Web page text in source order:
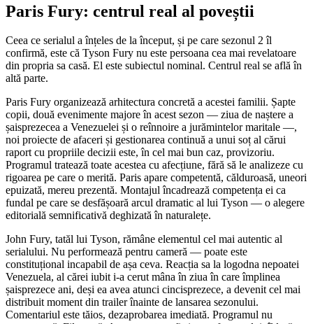
Paris Fury: centrul real al poveștii
Ceea ce serialul a înțeles de la început, și pe care sezonul 2 îl
confirmă, este că Tyson Fury nu este persoana cea mai revelatoare
din propria sa casă. El este subiectul nominal. Centrul real se află în
altă parte.
Paris Fury organizează arhitectura concretă a acestei familii. Șapte
copii, două evenimente majore în acest sezon — ziua de naștere a
șaisprezecea a Venezuelei și o reînnoire a jurămintelor maritale —,
noi proiecte de afaceri și gestionarea continuă a unui soț al cărui
raport cu propriile decizii este, în cel mai bun caz, provizoriu.
Programul tratează toate acestea cu afecțiune, fără să le analizeze cu
rigoarea pe care o merită. Paris apare competentă, călduroasă, uneori
epuizată, mereu prezentă. Montajul încadrează competența ei ca
fundal pe care se desfășoară arcul dramatic al lui Tyson — o alegere
editorială semnificativă deghizată în naturalețe.
John Fury, tatăl lui Tyson, rămâne elementul cel mai autentic al
serialului. Nu performează pentru cameră — poate este
constituțional incapabil de așa ceva. Reacția sa la logodna nepoatei
Venezuela, al cărei iubit i-a cerut mâna în ziua în care împlinea
șaisprezece ani, deși ea avea atunci cincisprezece, a devenit cel mai
distribuit moment din trailer înainte de lansarea sezonului.
Comentariul este tăios, dezaprobarea imediată. Programul nu